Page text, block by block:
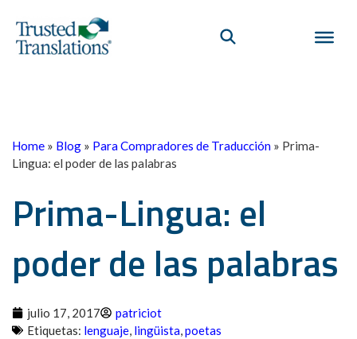
Home » Blog » Para Compradores de Traducción » Prima-
Lingua: el poder de las palabras
Prima-Lingua: el
poder de las palabras
julio 17, 2017
patriciot
Etiquetas: lenguaje, lingüista,poetas